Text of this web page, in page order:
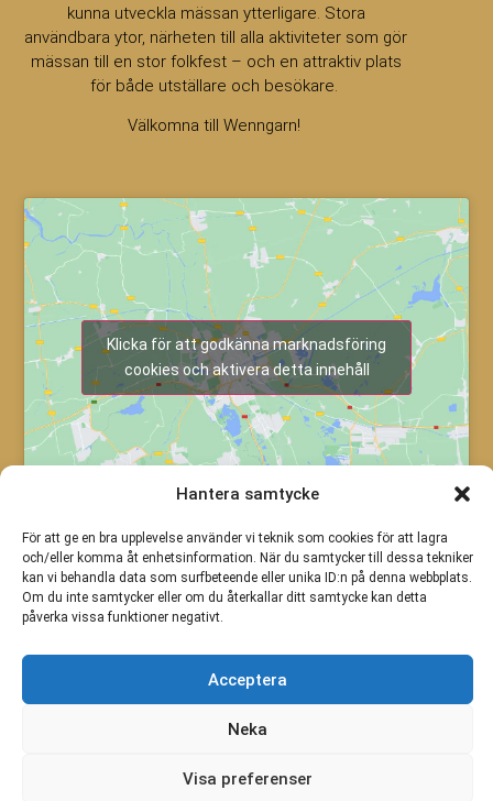
Hantera samtycke
För att ge en bra upplevelse använder vi teknik som cookies för att lagra
och/eller komma åt enhetsinformation. När du samtycker till dessa tekniker
kan vi behandla data som surfbeteende eller unika ID:n på denna webbplats.
Om du inte samtycker eller om du återkallar ditt samtycke kan detta
påverka vissa funktioner negativt.
Acceptera
Neka
Visa preferenser
kunna utveckla mässan ytterligare. Stora
användbara ytor, närheten till alla aktiviteter som gör
mässan till en stor folkfest – och en attraktiv plats
för både utställare och besökare.
Välkomna till Wenngarn!
Klicka för att godkänna marknadsföring
cookies och aktivera detta innehåll